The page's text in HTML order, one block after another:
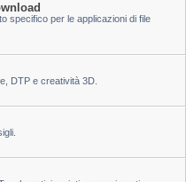
specifico per le applicazioni di file
DTP e creatività 3D.